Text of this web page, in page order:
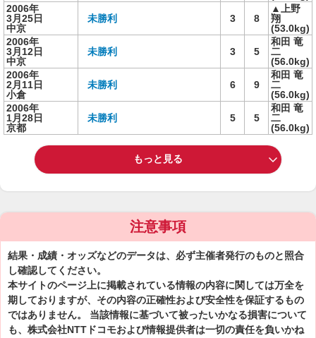
2006年
3月25日
中京
未勝利 3 8
▲上野
翔
(53.0kg)
2006年
3月12日
中京
未勝利 3 5
和田 竜
二
(56.0kg)
2006年
2月11日
小倉
未勝利 6 9
和田 竜
二
(56.0kg)
2006年
1月28日
京都
未勝利 5 5
和田 竜
二
(56.0kg)
もっと見る
注意事項
結果・成績・オッズなどのデータは、必ず主催者発行のものと照合
し確認してください。
本サイトのページ上に掲載されている情報の内容に関しては万全を
期しておりますが、その内容の正確性および安全性を保証するもの
ではありません。 当該情報に基づいて被ったいかなる損害について
も、株式会社NTTドコモおよび情報提供者は一切の責任を負いかね